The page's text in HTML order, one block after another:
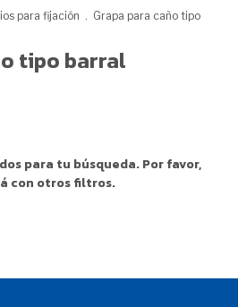
para fijación . Grapa para caño tipo
tipo barral
para tu búsqueda. Por favor,
con otros filtros.